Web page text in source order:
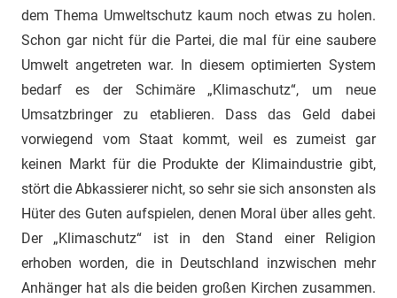
dem Thema Umweltschutz kaum noch etwas zu holen.
Schon gar nicht für die Partei, die mal für eine saubere
Umwelt angetreten war. In diesem optimierten System
bedarf es der Schimäre „Klimaschutz“, um neue
Umsatzbringer zu etablieren. Dass das Geld dabei
vorwiegend vom Staat kommt, weil es zumeist gar
keinen Markt für die Produkte der Klimaindustrie gibt,
stört die Abkassierer nicht, so sehr sie sich ansonsten als
Hüter des Guten aufspielen, denen Moral über alles geht.
Der „Klimaschutz“ ist in den Stand einer Religion
erhoben worden, die in Deutschland inzwischen mehr
Anhänger hat als die beiden großen Kirchen zusammen.